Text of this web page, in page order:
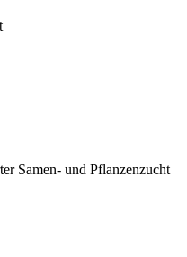
Samen- und Pflanzenzucht